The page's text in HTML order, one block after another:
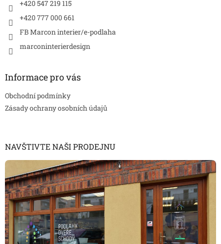
+420 547 219 115
+420 777 000 661
FB Marcon interier/e-podlaha
marconinterierdesign
Informace pro vás
Obchodní podmínky
Zásady ochrany osobních údajů
NAVŠTIVTE NAŠI PRODEJNU